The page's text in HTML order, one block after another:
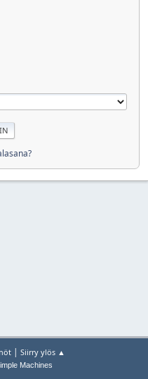
| Siirry ylös ▲
Machines